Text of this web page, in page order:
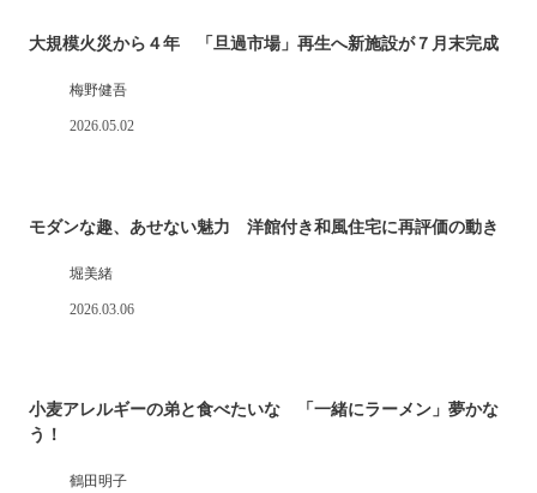
大規模火災から４年 「旦過市場」再生へ新施設が７月末完成
梅野健吾
2026.05.02
モダンな趣、あせない魅力 洋館付き和風住宅に再評価の動き
堀美緒
2026.03.06
小麦アレルギーの弟と食べたいな 「一緒にラーメン」夢かな
う！
鶴田明子